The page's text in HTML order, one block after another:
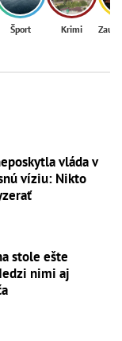
Šport Krimi
vláda v
víziu: Nikto
stole ešte
nimi aj